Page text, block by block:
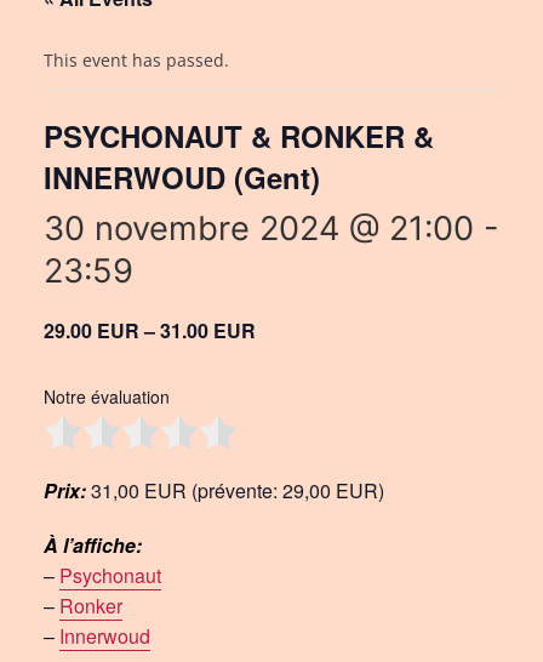
This event has passed.
PSYCHONAUT & RONKER &
INNERWOUD (Gent)
30 novembre 2024 @ 21:00 -
23:59
29.00 EUR – 31.00 EUR
Notre évaluation
Prix:31,00 EUR (prévente: 29,00 EUR)
À l’affiche:
– Psychonaut
– Ronker
– Innerwoud